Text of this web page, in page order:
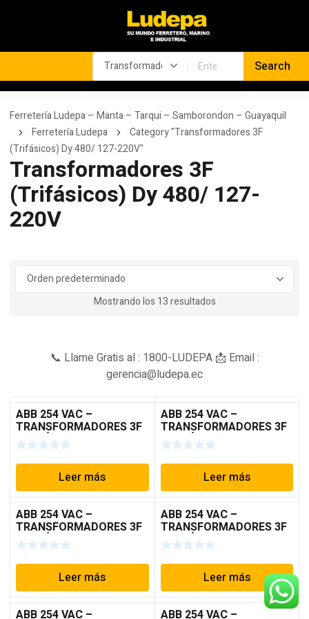
Ferretería Ludepa – Manta – Tarqui – Samborondon – Guayaquil
Ferretería Ludepa
Category "Transformadores 3F
(Trifásicos) Dy 480/ 127-220V"
Transformadores 3F
(Trifásicos) Dy 480/ 127-
220V
Mostrando los 13 resultados
📞 Llame Gratis al : 1800-LUDEPA 📩 Email :
gerencia@ludepa.ec
ABB 254 VAC –
TRANSFORMADORES 3F
(TRIFÁSICOS) DY 480/
127-220V
Leer más
ABB 254 VAC –
TRANSFORMADORES 3F
(TRIFÁSICOS) DY 480/
127-220V
Leer más
ABB 254 VAC –
TRANSFORMADORES 3F
(TRIFÁSICOS) DY 480/
127-220V
Leer más
ABB 254 VAC –
TRANSFORMADORES 3F
(TRIFÁSICOS) DY 480/
127-220V
Leer más
ABB 254 VAC – ABB 254 VAC –